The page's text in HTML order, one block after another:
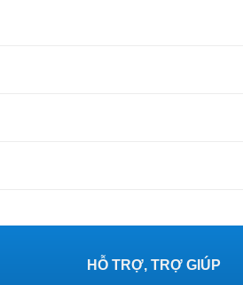
HỖ TRỢ, TRỢ GIÚP